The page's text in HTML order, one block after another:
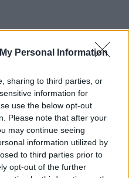
Personal Information
sharing to third parties, or
information for
use the below opt-out
Please note that after your
may continue seeing
information utilized by
to third parties prior to
opt-out of the further